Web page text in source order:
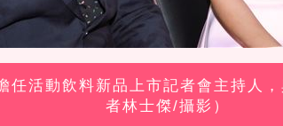
任活動飲料新品上市記者會主持人
者林士傑/攝影）